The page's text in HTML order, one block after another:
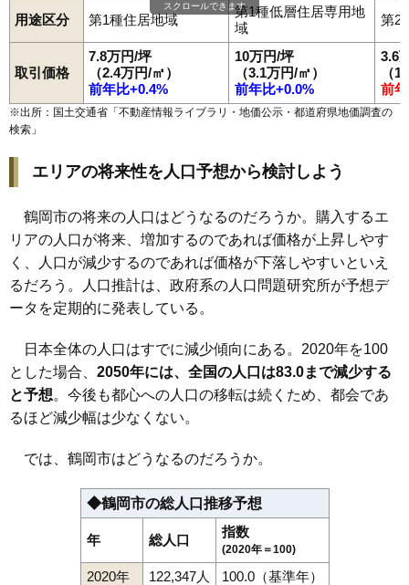
99 羽黒町荒川 2.9万円 255万円 -12.2%
100 藤沢 2.9万円 367万円 -8.4%
101 常盤木 288万円 -4.4%
下清水 489万円 -10.6%
103 馬町 2.7万円 400万円 -7.7%
105 大岩川 2.5万円 153万円
107 丸岡 2.1万円 472万円 -7.0%
203万円 -8.7%
109 早田 2.0万円 117万円 -20.6%
110 東岩本 2.0万円
112 五十川 2.0万円 133万円 -15.5%
113 175万円 -6.6%
114 羽黒町黒瀬
116 三和 1.6万円
堅苔沢 1.6万円 61万円
羽黒町川代 1.5万円 244万円
羽黒町十文字 1.5万円 72万円
小岩川 1.4万円 35万円
用途区分 第1種住居地域
第1種低層住居専用地
域
第2
取引価格
7.8万円/坪
（2.4万円/㎡）
前年比+0.4%
10万円/坪
（3.1万円/㎡）
前年比+0.0%
3.6
（
前
スクロールできます
※出所：国土交通省「不動産情報ライブラリ・地価公示・都道府県地価調査の
検索 」
エリアの将来性を人口予想から検討しよう
鶴岡市の将来の人口はどうなるのだろうか。購入するエ
リアの人口が将来、増加するのであれば価格が上昇しやす
く、人口が減少するのであれば価格が下落しやすいといえ
るだろう。人口推計は、政府系の人口問題研究所が予想デ
ータを定期的に発表している。
日本全体の人口はすでに減少傾向にある。2020年を100
とした場合、 2050年には、全国の人口は83.0まで減少する
と予想。今後も都心への人口の移転は続くため、都会であ
るほど減少幅は少なくない。
では、鶴岡市はどうなるのだろうか。
◆鶴岡市の総人口推移予想
年 総人口
指数
(2020年＝100)
2020年 122,347人
100.0（基準年）